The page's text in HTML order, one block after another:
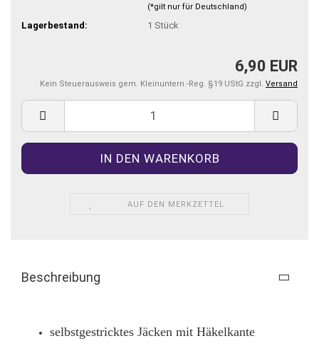
(*gilt nur für Deutschland)
Lagerbestand: 1 Stück
6,90 EUR
Kein Steuerausweis gem. Kleinuntern.-Reg. §19 UStG zzgl. Versand
AUF DEN MERKZETTEL
Beschreibung
selbstgestricktes Jäcken mit Häkelkante